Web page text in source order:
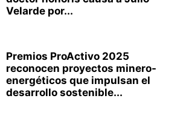
Velarde por...
Premios ProActivo 2025
reconocen proyectos minero-
energéticos que impulsan el
desarrollo sostenible...